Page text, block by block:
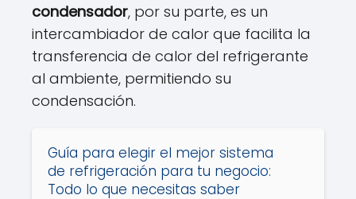
condensador, por su parte, es un
intercambiador de calor que facilita la
transferencia de calor del refrigerante
al ambiente, permitiendo su
condensación.
Guía para elegir el mejor sistema
de refrigeración para tu negocio:
Todo lo que necesitas saber